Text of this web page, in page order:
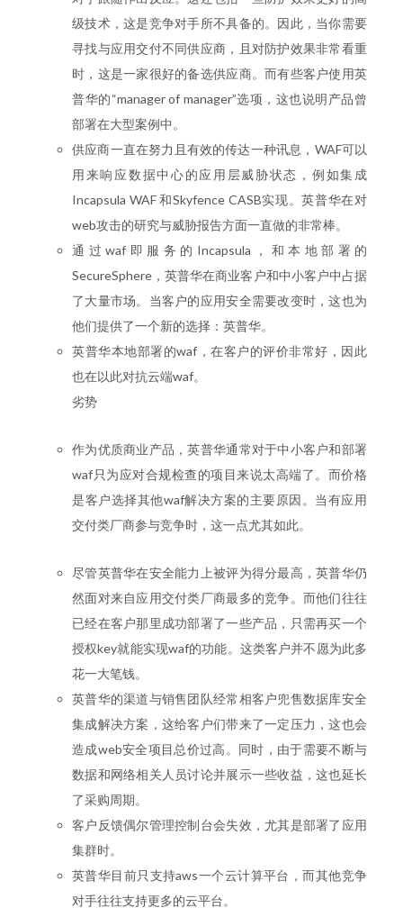
级技术，这是竞争对手所不具备的。因此，当你需要
寻找与应用交付不同供应商，且对防护效果非常看重
时，这是一家很好的备选供应商。而有些客户使用英
普华的“manager of manager”选项，这也说明产品曾
部署在大型案例中。
供应商一直在努力且有效的传达一种讯息，WAF可以
用来响应数据中心的应用层威胁状态，例如集成
Incapsula WAF 和Skyfence CASB实现。英普华在对
web攻击的研究与威胁报告方面一直做的非常棒。
通过waf即服务的Incapsula，和本地部署的
SecureSphere，英普华在商业客户和中小客户中占据
了大量市场。当客户的应用安全需要改变时，这也为
他们提供了一个新的选择：英普华。
英普华本地部署的waf，在客户的评价非常好，因此
也在以此对抗云端waf。
劣势
作为优质商业产品，英普华通常对于中小客户和部署
waf只为应对合规检查的项目来说太高端了。而价格
是客户选择其他waf解决方案的主要原因。当有应用
交付类厂商参与竞争时，这一点尤其如此。
尽管英普华在安全能力上被评为得分最高，英普华仍
然面对来自应用交付类厂商最多的竞争。而他们往往
已经在客户那里成功部署了一些产品，只需再买一个
授权key就能实现waf的功能。这类客户并不愿为此多
花一大笔钱。
英普华的渠道与销售团队经常相客户兜售数据库安全
集成解决方案，这给客户们带来了一定压力，这也会
造成web安全项目总价过高。同时，由于需要不断与
数据和网络相关人员讨论并展示一些收益，这也延长
了采购周期。
客户反馈偶尔管理控制台会失效，尤其是部署了应用
集群时。
英普华目前只支持aws一个云计算平台，而其他竞争
对手往往支持更多的云平台。